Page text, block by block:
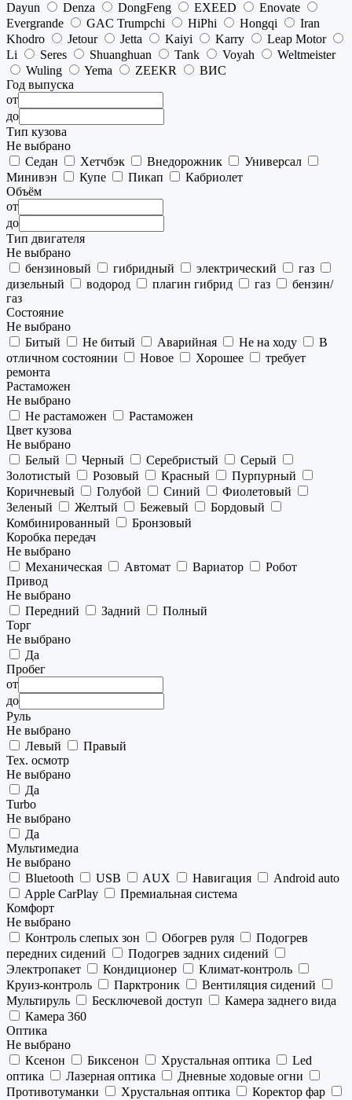
Dayun
Denza DongFeng EXEED
Enovate
Evergrande
GAC Trumpchi HiPhi Hongqi
Iran
Khodro
Jetour Jetta Kaiyi Karry
Leap Motor
Li
Seres Shuanghuan Tank Voyah
Weltmeister
Wuling
Yema ZEEKR
ВИС
Год выпуска
от
до
Тип кузова
Не выбрано
Седан
Хетчбэк Внедорожник
Универсал
Минивэн
Купе Пикап
Кабриолет
Объём
от
до
Тип двигателя
Не выбрано
бензиновый
гибридный электрический
газ
дизельный
водород плагин гибрид газ
бензин/
газ
Состояние
Не выбрано
Битый
Не битый Аварийная Не на ходу
В
отличном состоянии
Новое Хорошее
требует
ремонта
Растаможен
Не выбрано
Не растаможен
Растаможен
Цвет кузова
Не выбрано
Белый
Черный Серебристый
Серый
Золотистый
Розовый Красный
Пурпурный
Коричневый
Голубой Синий
Фиолетовый
Зеленый
Желтый Бежевый
Бордовый
Комбинированный
Бронзовый
Коробка передач
Не выбрано
Механическая
Автомат Вариатор
Робот
Привод
Не выбрано
Передний
Задний
Полный
Торг
Не выбрано
Да
Пробег
от
до
Руль
Не выбрано
Левый
Правый
Тех. осмотр
Не выбрано
Да
Turbo
Не выбрано
Да
Мультимедиа
Не выбрано
Bluetooth
USB AUX Навигация
Android auto
Apple CarPlay
Премиальная система
Комфорт
Не выбрано
Контроль слепых зон
Обогрев руля
Подогрев
передних сидений
Подогрев задних сидений
Электропакет
Кондиционер
Климат-контроль
Круиз-контроль
Парктроник
Вентиляция сидений
Мультируль
Бесключевой доступ
Камера заднего вида
Камера 360
Оптика
Не выбрано
Ксенон
Биксенон Хрустальная оптика
Led
оптика
Лазерная оптика
Дневные ходовые огни
Противотуманки
Хрустальная оптика
Коректор фар